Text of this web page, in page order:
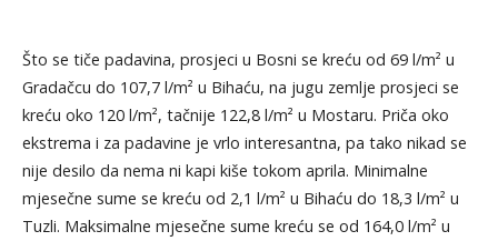
Što se tiče padavina, prosjeci u Bosni se kreću od 69 l/m² u
Gradačcu do 107,7 l/m² u Bihaću, na jugu zemlje prosjeci se
kreću oko 120 l/m², tačnije 122,8 l/m² u Mostaru. Priča oko
ekstrema i za padavine je vrlo interesantna, pa tako nikad se
nije desilo da nema ni kapi kiše tokom aprila. Minimalne
mjesečne sume se kreću od 2,1 l/m² u Bihaću do 18,3 l/m² u
Tuzli. Maksimalne mjesečne sume kreću se od 164,0 l/m² u